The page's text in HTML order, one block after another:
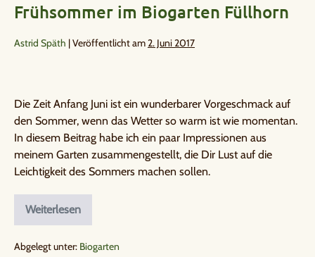
Frühsommer im Biogarten Füllhorn
Astrid Späth |Veröffentlicht am2. Juni 2017
Die Zeit Anfang Juni ist ein wunderbarer Vorgeschmack auf
den Sommer, wenn das Wetter so warm ist wie momentan.
In diesem Beitrag habe ich ein paar Impressionen aus
meinem Garten zusammengestellt, die Dir Lust auf die
Leichtigkeit des Sommers machen sollen.
Weiterlesen
Abgelegt unter: Biogarten